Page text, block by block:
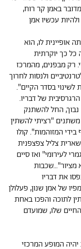
באמן קר רוח,
עכשיו אמן
אופיינית לו, הוא
כך יוקרתית
רק מבפנים, מהמרכז
ולנסות לחרוך
לשינוי בסדר הקיים".
של דבריו.
נבוך, החל להשתנק
"רציתי להשתין
המזוהמות". קולו
צליל צפצפנית
לעירומי" ואז סיים
מציור"...שכבות
את דבריו
של אמן שנון, פעלולן
לתוכה והפכו באחת
שלו, שמועדם
המופע המרכזי